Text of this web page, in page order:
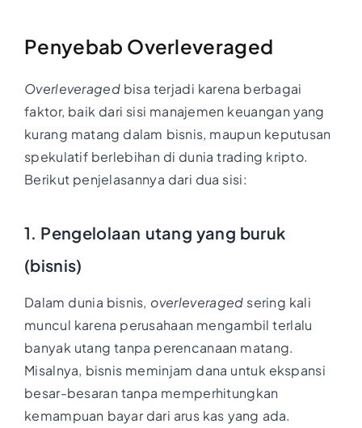
Penyebab Overleveraged
Overleveragedbisa terjadi karena berbagai
faktor, baik dari sisi manajemen keuangan yang
kurang matang dalam bisnis, maupun keputusan
spekulatif berlebihan di dunia trading kripto.
Berikut penjelasannya dari dua sisi:
1. Pengelolaan utang yang buruk
(bisnis)
Dalam dunia bisnis, overleveraged sering kali
muncul karena perusahaan mengambil terlalu
banyak utang tanpa perencanaan matang.
Misalnya, bisnis meminjam dana untuk ekspansi
besar-besaran tanpa memperhitungkan
kemampuan bayar dari arus kas yang ada.